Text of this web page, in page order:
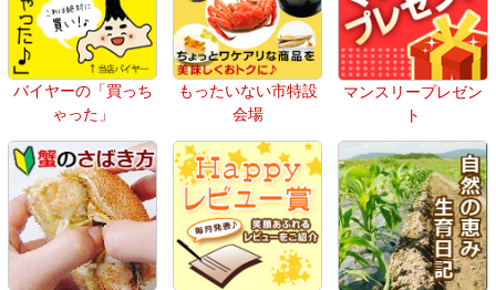
バイヤーの「買っち
ゃった」
もったいない市特設
会場
マンスリープレゼン
ト